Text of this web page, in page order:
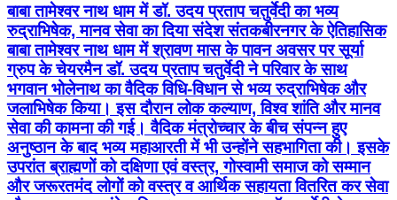
बाबा तामेश्वर नाथ धाम में डॉ. उदय प्रताप चतुर्वेदी का भव्य
रुद्राभिषेक, मानव सेवा का दिया संदेश संतकबीरनगर के ऐतिहासिक
बाबा तामेश्वर नाथ धाम में श्रावण मास के पावन अवसर पर सूर्या
ग्रुप के चेयरमैन डॉ. उदय प्रताप चतुर्वेदी ने परिवार के साथ
भगवान भोलेनाथ का वैदिक विधि-विधान से भव्य रुद्राभिषेक और
जलाभिषेक किया। इस दौरान लोक कल्याण, विश्व शांति और मानव
सेवा की कामना की गई। वैदिक मंत्रोच्चार के बीच संपन्न हुए
अनुष्ठान के बाद भव्य महाआरती में भी उन्होंने सहभागिता की। इसके
उपरांत ब्राह्मणों को दक्षिणा एवं वस्त्र, गोस्वामी समाज को सम्मान
और जरूरतमंद लोगों को वस्त्र व आर्थिक सहायता वितरित कर सेवा